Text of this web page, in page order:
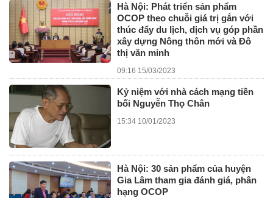
Hà Nội: Phát triển sản phẩm
OCOP theo chuỗi giá trị gắn với
thúc đẩy du lịch, dịch vụ góp phần
xây dựng Nông thôn mới và Đô
thị văn minh
09:16 15/03/2023
Kỷ niệm với nhà cách mạng tiền
bối Nguyễn Thọ Chân
15:34 10/01/2023
Hà Nội: 30 sản phẩm của huyện
Gia Lâm tham gia đánh giá, phân
hạng OCOP